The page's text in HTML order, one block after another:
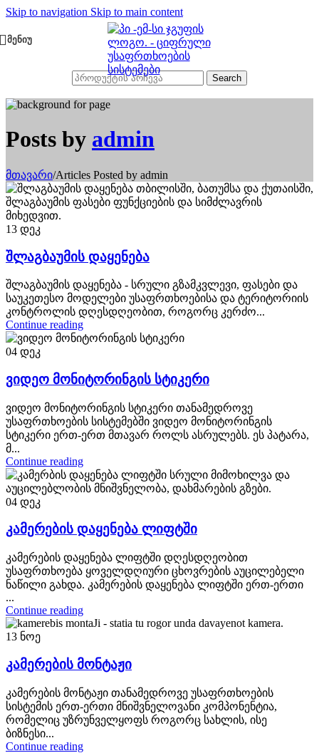
Skip to navigation Skip to main content
ᲛᲔᲜᲘᲣ
Search
Posts by admin
მთავარი/Articles Posted by admin
13 დეკ
შლაგბაუმის დაყენება
შლაგბაუმის დაყენება - სრული გზამკვლევი, ფასები და
საუკეთესო მოდელები უსაფრთხოებისა და ტერიტორიის
კონტროლის დღესდღეობით, როგორც კერძო...
Continue reading
04 დეკ
ვიდეო მონიტორინგის სტიკერი
ვიდეო მონიტორინგის სტიკერი თანამედროვე
უსაფრთხოების სისტემებში ვიდეო მონიტორინგის
სტიკერი ერთ-ერთ მთავარ როლს ასრულებს. ეს პატარა,
მ...
Continue reading
04 დეკ
კამერების დაყენება ლიფტში
კამერების დაყენება ლიფტში დღესდღეობით
უსაფრთხოება ყოველდღიური ცხოვრების აუცილებელი
ნაწილი გახდა. კამერების დაყენება ლიფტში ერთ-ერთი
...
Continue reading
13 ნოე
კამერების მონტაჟი
კამერების მონტაჟი თანამედროვე უსაფრთხოების
სისტემის ერთ-ერთი მნიშვნელოვანი კომპონენტია,
რომელიც უზრუნველყოფს როგორც სახლის, ისე
ბიზნესი...
Continue reading